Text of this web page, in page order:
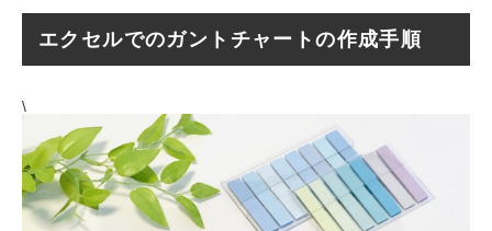
エクセルでのガントチャートの作成手順
\